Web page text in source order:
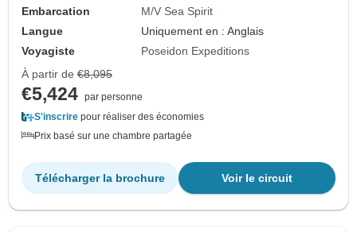
Embarcation
M/V Sea Spirit
Langue
Uniquement en : Anglais
Voyagiste
Poseidon Expeditions
À partir de €8,095
€5,424 par personne
S'inscrire pour réaliser des économies
Prix basé sur une chambre partagée
Voir le circuit
Télécharger la brochure